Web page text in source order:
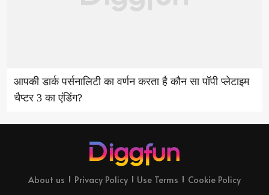
आपकी डार्क पर्सनालिटी का वर्णन करता है कौन सा पॉपी प्लेटाइम
चैप्टर 3 का एंडिंग?
About us Privacy Policy Use Terms Cookie Policy